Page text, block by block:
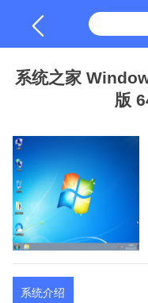
系统之家
版
系统介绍